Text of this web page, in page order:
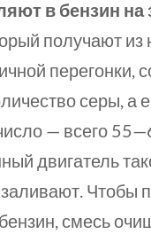
в бензин на
получают из
перегонки,
серы, а
— всего
двигатель
Чтобы
смесь